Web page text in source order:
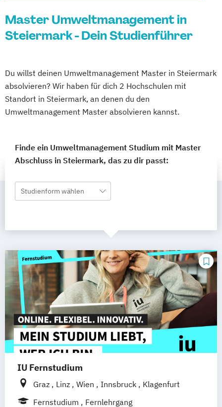
Master Umweltmanagement in
Steiermark - Dein Studienführer
Du willst deinen Umweltmanagement Master in Steiermark
absolvieren? Wir haben für dich 2 Hochschulen mit
Standort in Steiermark, an denen du den
Umweltmanagement Master absolvieren kannst.
Finde ein Umweltmanagement Studium mit Master
Abschluss in Steiermark, das zu dir passt:
Studienform wählen
IU Fernstudium
Graz Linz Wien Innsbruck
Klagenfurt
Fernstudium
Fernlehrgang